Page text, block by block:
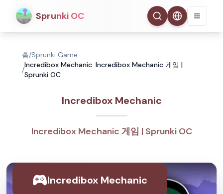
Sprunki OC
홈/Sprunki Game
/
Incredibox Mechanic: Incredibox Mechanic 게임 |
Sprunki OC
Incredibox Mechanic
Incredibox Mechanic 게임 | Sprunki OC
Incredibox Mechanic